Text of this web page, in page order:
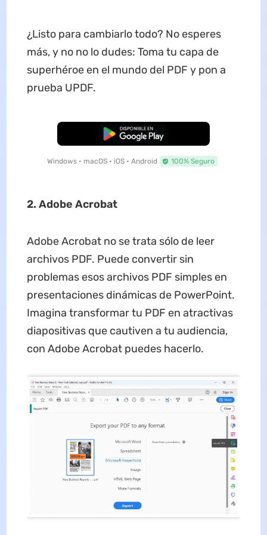
¿Listo para cambiarlo todo? No esperes
más, y no no lo dudes: Toma tu capa de
superhéroe en el mundo del PDF y pon a
prueba UPDF.
Descarga Gratuita
Windows • macOS • iOS • Android 100% Seguro
2. Adobe Acrobat
Adobe Acrobat no se trata sólo de leer
archivos PDF. Puede convertir sin
problemas esos archivos PDF simples en
presentaciones dinámicas de PowerPoint.
Imagina transformar tu PDF en atractivas
diapositivas que cautiven a tu audiencia,
con Adobe Acrobat puedes hacerlo.